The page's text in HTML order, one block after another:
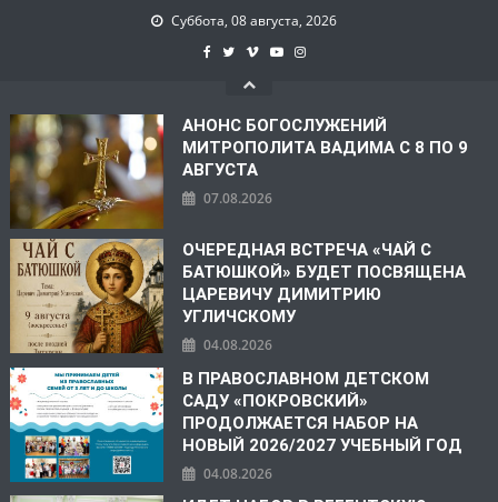
Суббота, 08 августа, 2026
АНОНС БОГОСЛУЖЕНИЙ
МИТРОПОЛИТА ВАДИМА С 8 ПО 9
АВГУСТА
07.08.2026
ОЧЕРЕДНАЯ ВСТРЕЧА «ЧАЙ С
БАТЮШКОЙ» БУДЕТ ПОСВЯЩЕНА
ЦАРЕВИЧУ ДИМИТРИЮ
УГЛИЧСКОМУ
04.08.2026
В ПРАВОСЛАВНОМ ДЕТСКОМ
САДУ «ПОКРОВСКИЙ»
ПРОДОЛЖАЕТСЯ НАБОР НА
НОВЫЙ 2026/2027 УЧЕБНЫЙ ГОД
04.08.2026